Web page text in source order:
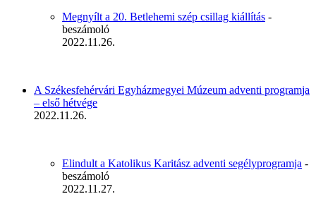
Megnyílt a 20. Betlehemi szép csillag kiállítás -
beszámoló
2022.11.26.
A Székesfehérvári Egyházmegyei Múzeum adventi programja
– első hétvége
2022.11.26.
Elindult a Katolikus Karitász adventi segélyprogramja -
beszámoló
2022.11.27.